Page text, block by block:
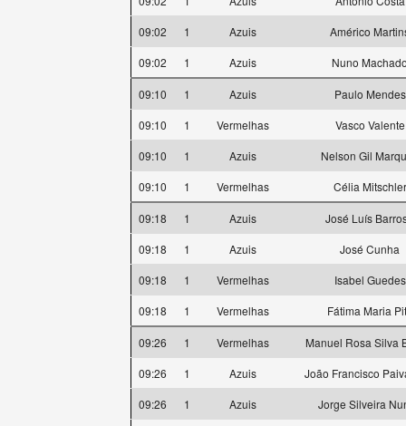
09:02
1 Azuis
Américo
09:02
1 Azuis Nuno
09:10 1 Azuis
Paulo Mendes
09:10
1 Vermelhas
Vasco Valente
09:10
1 Azuis
Nelson Gil
09:10
1 Vermelhas Célia Mitschler
09:18 1 Azuis
José Luís
09:18
1 Azuis
José Cunha
09:18
1 Vermelhas
Isabel Guedes
09:18
1 Vermelhas Fátima Maria
09:26 1 Vermelhas
Manuel Rosa Silva
09:26
1 Azuis
João Francisco
09:26
1 Azuis
Jorge Silveira